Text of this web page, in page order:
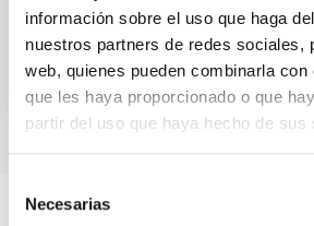
información sobre el uso que haga
nuestros partners de redes sociales,
web, quienes pueden combinarla con
que les haya proporcionado o que
partir del uso que haya hecho de sus
Necesarias